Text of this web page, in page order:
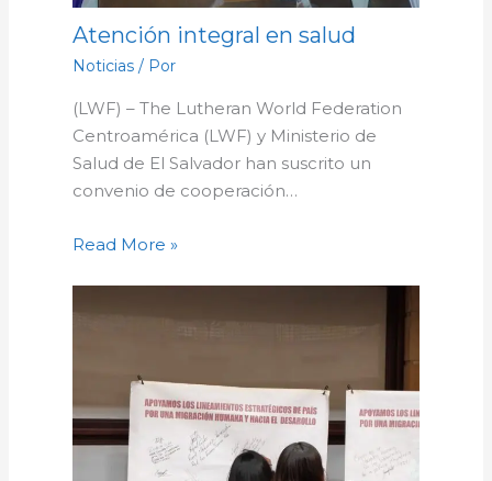
Atención integral en salud
Noticias/ Por
(LWF) – The Lutheran World Federation
Centroamérica (LWF) y Ministerio de
Salud de El Salvador han suscrito un
convenio de cooperación…
Read More »